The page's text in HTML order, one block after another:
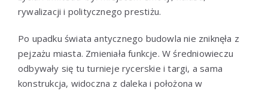
rywalizacji i politycznego prestiżu.
Po upadku świata antycznego budowla nie zniknęła z
pejzażu miasta. Zmieniała funkcje. W średniowieczu
odbywały się tu turnieje rycerskie i targi, a sama
konstrukcja, widoczna z daleka i położona w